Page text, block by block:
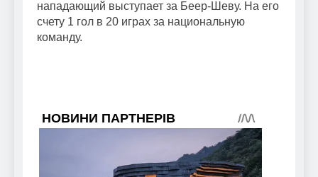
нападающий выступает за Беер-Шеву. На его
счету 1 гол в 20 играх за национальную
команду.